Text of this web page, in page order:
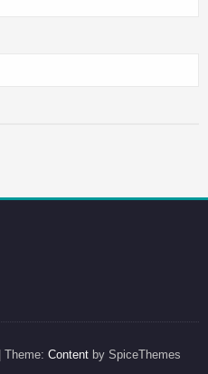
| Theme: Content by SpiceThemes